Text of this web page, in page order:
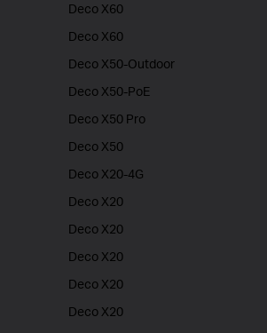
Deco X60
Deco X60
Deco X50-Outdoor
Deco X50-PoE
Deco X50 Pro
Deco X50
Deco X20-4G
Deco X20
Deco X20
Deco X20
Deco X20
Deco X20